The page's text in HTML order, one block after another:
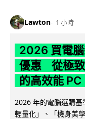
Lawton 1 小時
2026 買電
優惠 從極致
的高效能 PC
2026 年的電腦選購
輕量化」、「機身美